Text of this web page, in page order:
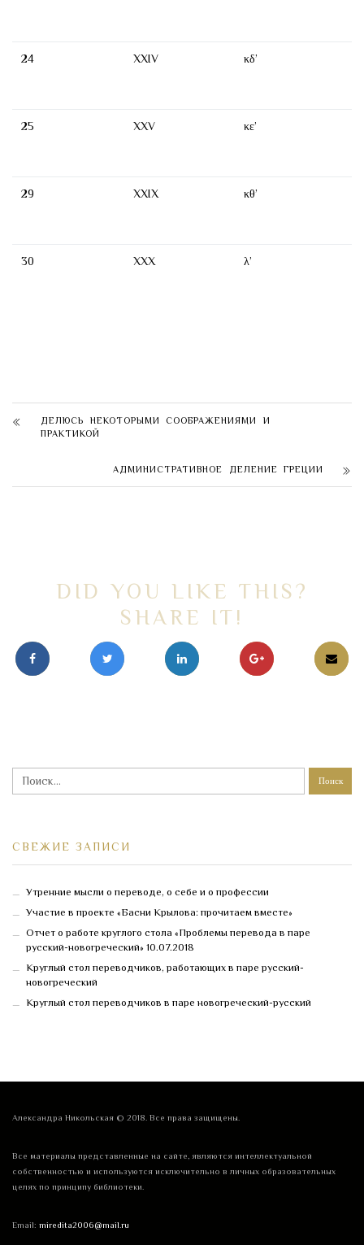
24 XXIV κδ’
25 XXV κε’
29 XXIX κθ’
30 XXX λ’
ДЕЛЮСЬ НЕКОТОРЫМИ СООБРАЖЕНИЯМИ И
ПРАКТИКОЙ
АДМИНИСТРАТИВНОЕ ДЕЛЕНИЕ ГРЕЦИИ
DID YOU LIKE THIS?
SHARE IT!
СВЕЖИЕ ЗАПИСИ
Утренние мысли о переводе, о себе и о профессии
Участие в проекте «Басни Крылова: прочитаем вместе»
Отчет о работе круглого стола «Проблемы перевода в паре
русский-новогреческий» 10.07.2018
Круглый стол переводчиков, работающих в паре русский-
новогреческий
Круглый стол переводчиков в паре новогреческий-русский
Александра Никольская © 2018. Все права защищены.
Все материалы представленные на сайте, являются интеллектуальной
собственностью и используются исключительно в личных образовательных
целях по принципу библиотеки.
Email: miredita2006@mail.ru